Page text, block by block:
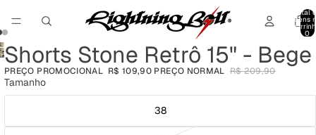
Total
itens
0
Abrir
imagem
em
tela
Abrir
imagem
em
tela
Shorts Stone Retrô 15" - Bege
PREÇO PROMOCIONAL R$ 109,90 PREÇO NORMAL R$ 209,90
Tamanho
38